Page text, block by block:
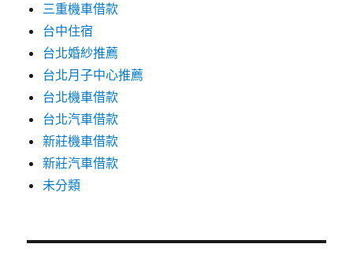
三重機車借款
台中住宿
台北婚紗推薦
台北月子中心推薦
台北機車借款
台北汽車借款
新莊機車借款
新莊汽車借款
未分類